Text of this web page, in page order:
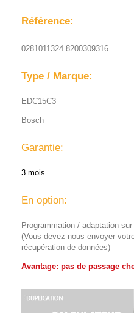
Référence:
0281011324 8200309316
Type / Marque:
EDC15C3
Bosch
Garantie:
3 mois
En option:
Programmation / adaptation
(Vous devez nous envoyer
récupération de données)
Avantage: pas de passage